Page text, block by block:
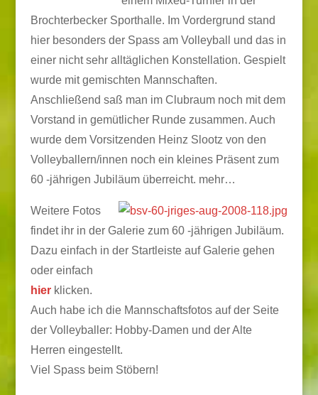
Brochterbecker Sporthalle. Im Vordergrund stand
hier besonders der Spass am Volleyball und das in
einer nicht sehr alltäglichen Konstellation. Gespielt
wurde mit gemischten Mannschaften.
Anschließend saß man im Clubraum noch mit dem
Vorstand in gemütlicher Runde zusammen. Auch
wurde dem Vorsitzenden Heinz Slootz von den
Volleyballern/innen noch ein kleines Präsent zum
60 -jährigen Jubiläum überreicht. mehr…
Weitere Fotos
findet ihr in der Galerie zum 60 -jährigen Jubiläum.
Dazu einfach in der Startleiste auf Galerie gehen
oder einfach
hierklicken.
Auch habe ich die Mannschaftsfotos auf der Seite
der Volleyballer: Hobby-Damen und der Alte
Herren eingestellt.
Viel Spass beim Stöbern!